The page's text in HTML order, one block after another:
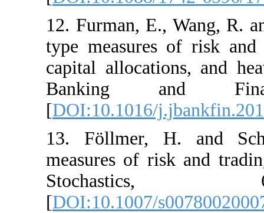
12. Furman, E.,
type measures
capital
Banking
[DOI:10.1016/
13. Föllmer,
measures of risk
[DOI:10.1007/